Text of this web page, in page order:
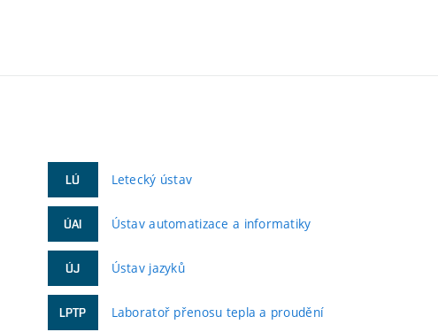
LÚ Letecký ústav
ÚAI Ústav automatizace a informatiky
ÚJ Ústav jazyků
LPTP Laboratoř přenosu tepla a proudění